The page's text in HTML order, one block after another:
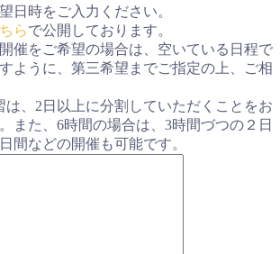
日時をご入力ください。
らで公開しております。
催をご希望の場合は、空いている日程で
ように、第三希望までご指定の上、ご相
、2日以上に分割していただくことをお
また、6時間の場合は、3時間づつの２日
間などの開催も可能です。